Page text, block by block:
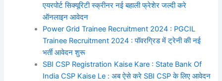
एयरपोर्ट सिक्यूरिटी स्क्रीनर नई बहाली फ्रेशेर जल्दी करे
ऑनलाइन आवेदन
Power Grid Trainee Recruitment 2024 : PGCIL
Trainee Recruitment 2024 : पॉवरग्रिड में ट्रेनी की नई
भर्ती आवेदन शुरू
SBI CSP Registration Kaise Kare : State Bank Of
India CSP Kaise Le : अब ऐसे करे SBI CSP के लिए आवेदन